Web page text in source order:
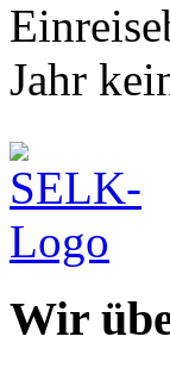
Jahr
Wir